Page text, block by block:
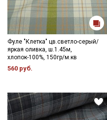
Фуле "Клетка" цв.светло-серый/
яркая оливка, ш.1.45м,
хлопок-100%, 150гр/м.кв
560 руб.